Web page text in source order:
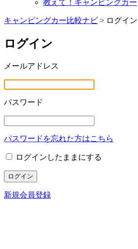
教えて！キャンピングカー
キャンピングカー比較ナビ > ログイン
ログイン
メールアドレス
パスワード
パスワードを忘れた方はこちら
ログインしたままにする
新規会員登録